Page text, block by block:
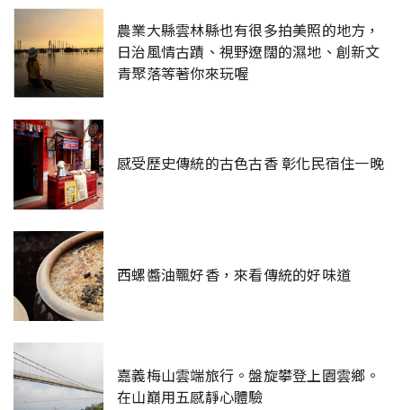
農業大縣雲林縣也有很多拍美照的地方，
日治風情古蹟、視野遼闊的濕地、創新文
青聚落等著你來玩喔
感受歷史傳統的古色古香 彰化民宿住一晚
西螺醬油飄好香，來看傳統的好味道
嘉義梅山雲端旅行。盤旋攀登上園雲鄉。
在山巔用五感靜心體驗